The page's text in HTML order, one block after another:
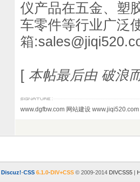
仪产品在五金、塑
车零件等行业广泛
箱
[本帖最后由 破浪
www.dgfbw.com 网站建设
Discuz!-CSS 6.1.0-DIV+CSS© 2009-2014 DIVCSS5|